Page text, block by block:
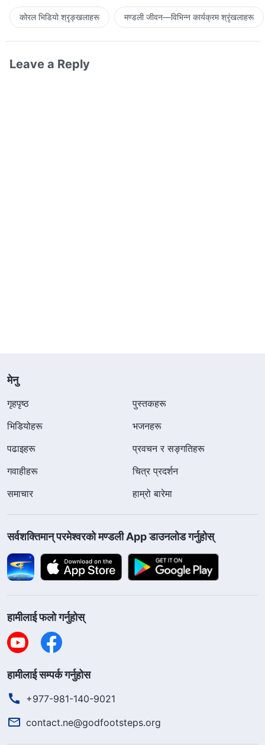
कोरल भिडियो श्रृङ्खलाहरू मण्डली जीवन—विभिन्‍न कार्यक्रम श्रृंखलाहरू
Leave a Reply
मेनु
गृहपृष्ठ
पुस्तकहरू
भिडियोहरू
भजनहरू
पढाइहरू
प्रवचन र सङ्गतिहरू
गवाहीहरू
चित्र प्रदर्शन
समाचार
हाम्रो बारेमा
सर्वशक्तिमान्‌ परमेश्‍वरको मण्डली App डाउनलोड गर्नुहोस्
हामीलाई फलो गर्नुहोस्
हामीलाई सम्पर्क गर्नुहोस
+977-981-140-9021
contact.ne@godfootsteps.org